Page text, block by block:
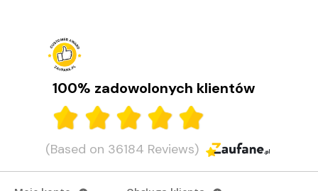
100% zadowolonych klientów
(Based on 36184 Reviews)